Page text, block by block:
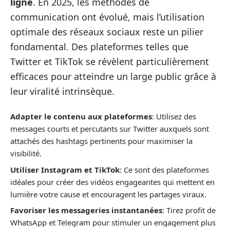
communication ont évolué, mais l’utilisation
optimale des réseaux sociaux reste un pilier
fondamental. Des plateformes telles que
Twitter et TikTok se révèlent particulièrement
efficaces pour atteindre un large public grâce à
leur viralité intrinsèque.
Adapter le contenu aux plateformes: Utilisez des
messages courts et percutants sur Twitter auxquels sont
attachés des hashtags pertinents pour maximiser la
visibilité.
Utiliser Instagram et TikTok: Ce sont des plateformes
idéales pour créer des vidéos engageantes qui mettent en
lumière votre cause et encouragent les partages viraux.
Favoriser les messageries instantanées: Tirez profit de
WhatsApp et Telegram pour stimuler un engagement plus